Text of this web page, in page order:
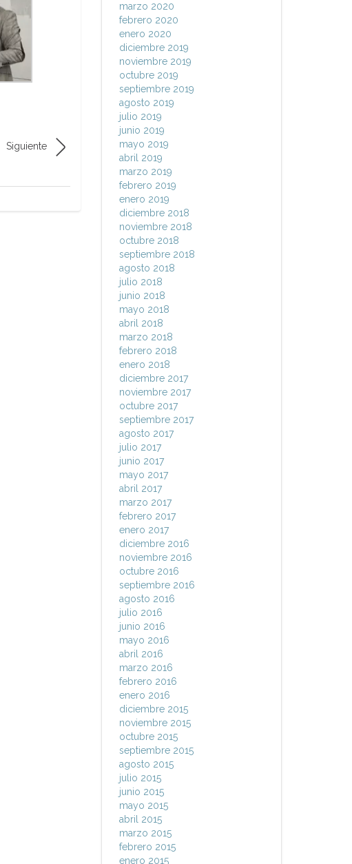
Siguiente
marzo 2020
febrero 2020
enero 2020
diciembre 2019
noviembre 2019
octubre 2019
septiembre 2019
agosto 2019
julio 2019
junio 2019
mayo 2019
abril 2019
marzo 2019
febrero 2019
enero 2019
diciembre 2018
noviembre 2018
octubre 2018
septiembre 2018
agosto 2018
julio 2018
junio 2018
mayo 2018
abril 2018
marzo 2018
febrero 2018
enero 2018
diciembre 2017
noviembre 2017
octubre 2017
septiembre 2017
agosto 2017
julio 2017
junio 2017
mayo 2017
abril 2017
marzo 2017
febrero 2017
enero 2017
diciembre 2016
noviembre 2016
octubre 2016
septiembre 2016
agosto 2016
julio 2016
junio 2016
mayo 2016
abril 2016
marzo 2016
febrero 2016
enero 2016
diciembre 2015
noviembre 2015
octubre 2015
septiembre 2015
agosto 2015
julio 2015
junio 2015
mayo 2015
abril 2015
marzo 2015
febrero 2015
enero 2015